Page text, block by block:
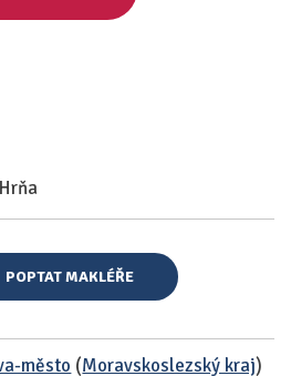
POPTAT MAKLÉŘE
město (Moravskoslezský kraj)